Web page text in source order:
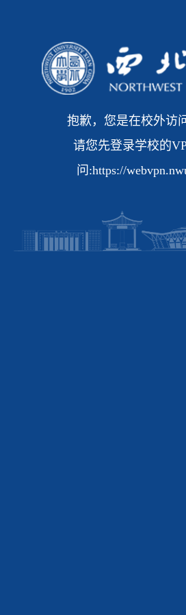
抱歉，您是在校外访
请您先登录学校的
问:https://